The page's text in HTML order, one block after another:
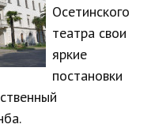
Осетинского
театра свои
яркие
постановки